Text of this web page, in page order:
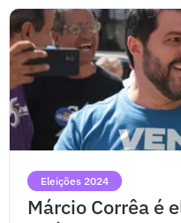
Eleições 2024
Márcio Corrêa é